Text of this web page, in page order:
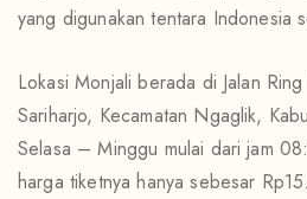
yang digunakan tentara Indonesia
Lokasi Monjali berada di Jalan
Sariharjo, Kecamatan Ngaglik,
Selasa – Minggu mulai dari jam
harga tiketnya hanya sebesar